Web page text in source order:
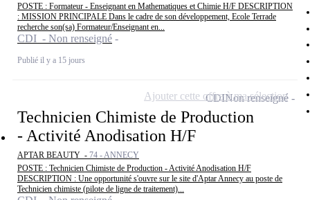
POSTE : Formateur - Enseignant en Mathematiques et Chimie H/F DESCRIPTION
: MISSION PRINCIPALE Dans le cadre de son développement, Ecole Terrade
recherche son(sa) Formateur/Enseignant en...
CDI - Non renseigné
Publié il y a 15 jours
Technicien Chimiste de Production
- Activité Anodisation H/F
APTAR BEAUTY - 74 - ANNECY
POSTE : Technicien Chimiste de Production - Activité Anodisation H/F
DESCRIPTION : Une opportunité s'ouvre sur le site d'Aptar Annecy au poste de
Technicien chimiste (pilote de ligne de traitement)...
CDINon renseigné
Ajouter cette offre à ma sélection